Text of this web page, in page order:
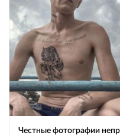
Честные фотографии